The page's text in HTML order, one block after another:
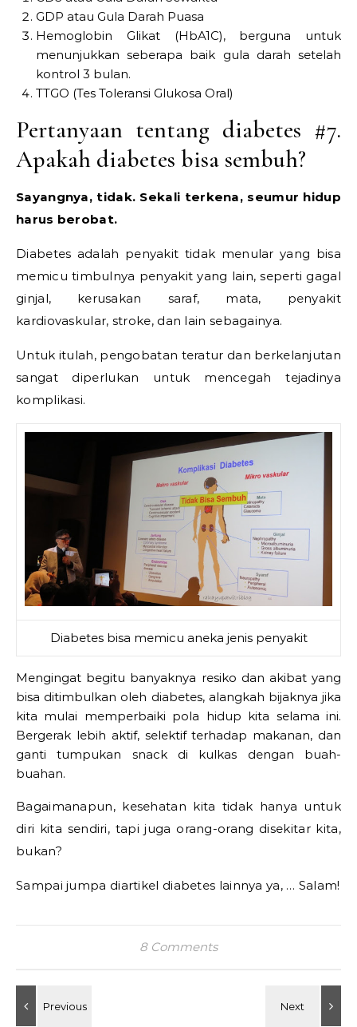
GDP atau Gula Darah Puasa
Hemoglobin Glikat (HbA1C), berguna untuk
menunjukkan seberapa baik gula darah setelah
kontrol 3 bulan.
TTGO (Tes Toleransi Glukosa Oral)
Pertanyaan tentang diabetes #7.
Apakah diabetes bisa sembuh?
Sayangnya, tidak. Sekali terkena, seumur hidup
harus berobat.
Diabetes adalah penyakit tidak menular yang bisa
memicu timbulnya penyakit yang lain, seperti gagal
ginjal, kerusakan saraf, mata, penyakit
kardiovaskular, stroke, dan lain sebagainya.
Untuk itulah, pengobatan teratur dan berkelanjutan
sangat diperlukan untuk mencegah tejadinya
komplikasi.
Diabetes bisa memicu aneka jenis penyakit
Mengingat begitu banyaknya resiko dan akibat yang
bisa ditimbulkan oleh diabetes, alangkah bijaknya jika
kita mulai memperbaiki pola hidup kita selama ini.
Bergerak lebih aktif, selektif terhadap makanan, dan
ganti tumpukan snack di kulkas dengan buah-
buahan.
Bagaimanapun, kesehatan kita tidak hanya untuk
diri kita sendiri, tapi juga orang-orang disekitar kita,
bukan?
Sampai jumpa diartikel diabetes lainnya ya, … Salam!
8 Comments